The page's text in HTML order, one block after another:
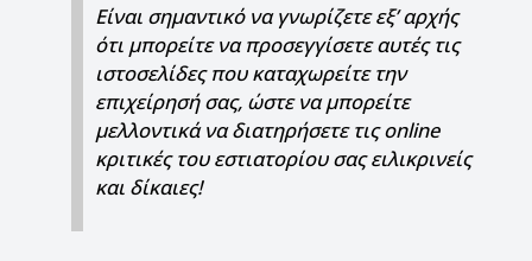
Είναι σημαντικό να γνωρίζετε εξ’ αρχής
ότι μπορείτε να προσεγγίσετε αυτές τις
ιστοσελίδες που καταχωρείτε την
επιχείρησή σας, ώστε να μπορείτε
μελλοντικά να διατηρήσετε τις online
κριτικές του εστιατορίου σας ειλικρινείς
και δίκαιες!